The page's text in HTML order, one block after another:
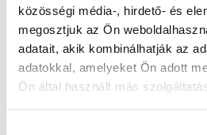
közösségi média-, hirdető- és
megosztjuk az Ön
adatait, akik kombinálhatják az
adatokkal, amelyeket Ön adott
Ön által használt más
pasztor_gyorgy_2.jpg